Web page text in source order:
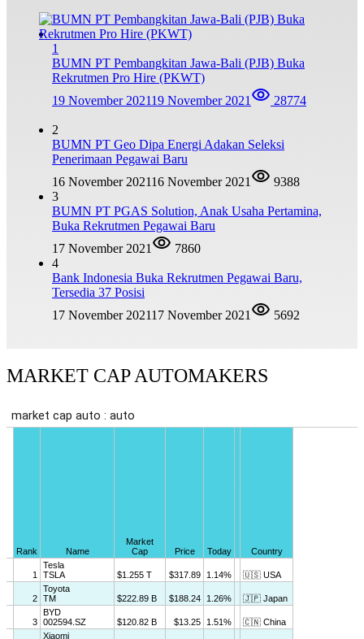
1
BUMN PT Pembangkitan Jawa-Bali (PJB) Buka
Rekrutmen Pro Hire (PKWT)
19 November 202119 November 2021 28774
2
BUMN PT Geo Dipa Energi Adakan Seleksi
Penerimaan Pegawai Baru
16 November 202116 November 2021
9388
3
BUMN PT PGAS Solution, Anak Usaha Pertamina,
Buka Rekrutmen Pegawai Baru
17 November 2021
7860
4
Bank Indonesia Buka Rekrutmen Pegawai Baru,
Tersedia 37 Posisi
17 November 202117 November 2021 5692
MARKET CAP AUTOMAKERS